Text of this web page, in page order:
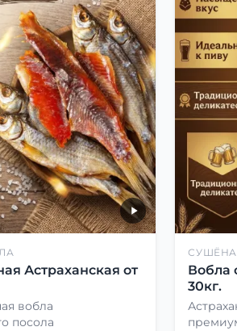
Астраханская от
вобла
посола
Вобла
30кг.